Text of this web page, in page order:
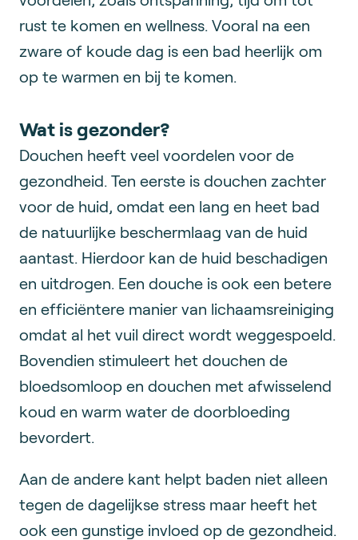
rust te komen en wellness. Vooral na een
zware of koude dag is een bad heerlijk om
op te warmen en bij te komen.
Wat is gezonder?
Douchen heeft veel voordelen voor de
gezondheid. Ten eerste is douchen zachter
voor de huid, omdat een lang en heet bad
de natuurlijke beschermlaag van de huid
aantast. Hierdoor kan de huid beschadigen
en uitdrogen. Een douche is ook een betere
en efficiëntere manier van lichaamsreiniging
omdat al het vuil direct wordt weggespoeld.
Bovendien stimuleert het douchen de
bloedsomloop en douchen met afwisselend
koud en warm water de doorbloeding
bevordert.
Aan de andere kant helpt baden niet alleen
tegen de dagelijkse stress maar heeft het
ook een gunstige invloed op de gezondheid.